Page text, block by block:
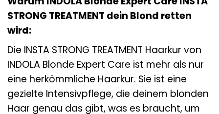
STRONG TREATMENT dein Blond retten
wird:
Die INSTA STRONG TREATMENT Haarkur von
INDOLA Blonde Expert Care ist mehr als nur
eine herkömmliche Haarkur. Sie ist eine
gezielte Intensivpflege, die deinem blonden
Haar genau das gibt, was es braucht, um